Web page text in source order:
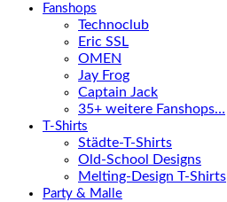
Fanshops
Technoclub
Eric SSL
OMEN
Jay Frog
Captain Jack
35+ weitere Fanshops…
T-Shirts
Städte-T-Shirts
Old-School Designs
Melting-Design T-Shirts
Party & Malle